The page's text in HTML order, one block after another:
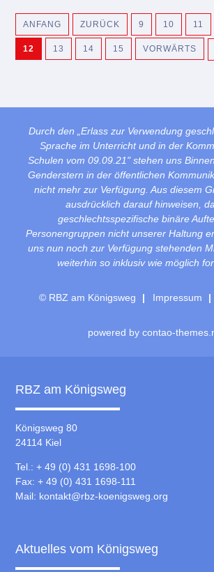
ANFANG ZURÜCK 9 10 11
12 13 14 15 VORWÄRTS
Durch den „Erlass zur Verwendung
Sprache im Unterricht und in der
Schulen vom 09.09.21" stehen uns
Genderstern in der öffentlichen
nicht mehr zur Verfügung. Aus diesem
ausdrücklich darauf hinweisen,
geschlechtsspezifische binäre
Personengruppen nicht unserer Haltung
uns nun noch zur Verfügung stehenden
weiterhin so inklusiv wie möglich
© RBZ am Königsweg Impressum
powered by contao-
RBZ am Königsweg
Königsweg 80
24114 Kiel
Tel.: + 49 (0) 431 1698-100
Fax: + 49 (0) 431 1698-111
Mail: kontakt@rbz-koenigsweg.org
Aktuelles vom Königsweg